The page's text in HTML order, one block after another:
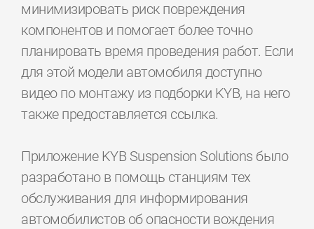
минимизировать риск повреждения
компонентов и помогает более точно
планировать время проведения работ. Если
для этой модели автомобиля доступно
видео по монтажу из подборки KYB, на него
также предоставляется ссылка.
Приложение KYB Suspension Solutions было
разработано в помощь станциям тех
обслуживания для информирования
автомобилистов об опасности вождения